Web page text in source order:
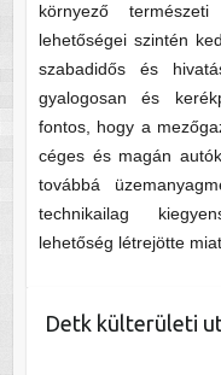
környező
lehetőségei szintén
szabadidős és
gyalogosan és
fontos, hogy a
céges és magán
továbbá
technikailag
lehetőség létrejötte
Detk külterületi